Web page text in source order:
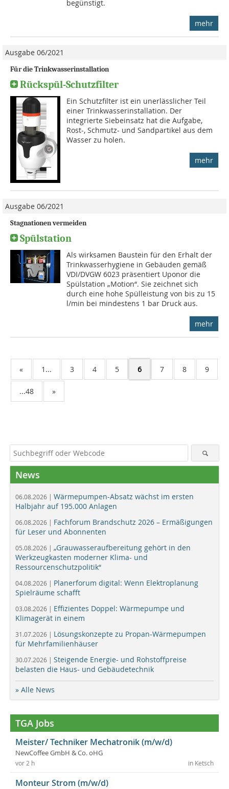
begünstigt.
mehr
Ausgabe 06/2021
Für die Trinkwasserinstallation
Rückspül-Schutzfilter
Ein Schutzfilter ist ein unerlässlicher Teil
einer Trinkwasserinstallation. Der
integrierte Siebeinsatz hat die Aufgabe,
Rost-, Schmutz- und Sandpartikel aus dem
Wasser zu holen.
mehr
Ausgabe 06/2021
Stagnationen vermeiden
Spülstation
Als wirksamen Baustein für den Erhalt der
Trinkwasserhygiene in Gebäuden gemäß
VDI/DVGW 6023 präsentiert Uponor die
Spülstation „Motion“. Sie zeichnet sich
durch eine hohe Spülleistung von bis zu 15
l/min bei mindestens 1 bar Druck aus.
mehr
« 1... 3 4 5 6 7 8 9
...48 »
News
06.08.2026 | Wärmepumpen-Absatz wächst im ersten
Halbjahr auf 195.000 Anlagen
06.08.2026 | Fachforum Brandschutz 2026 – Ermäßigungen
für Leser und Abonnenten
05.08.2026 | „Grauwasseraufbereitung gehört in den
Werkzeugkasten moderner Klima- und
Ressourcenschutzpolitik“
04.08.2026 | Planerforum digital: Wenn Elektroplanung
Spielräume schafft
03.08.2026 | Effizientes Doppel: Wärmepumpe und
Klimagerät in einem
31.07.2026 | Lösungskonzepte zu Propan-Wärmepumpen
für Mehrfamilienhäuser
30.07.2026 | Steigende Energie- und Rohstoffpreise
belasten die Haus- und Gebäudetechnik
» Alle News
TGA Jobs
Meister/ Techniker Mechatronik (m/w/d)
NewCoffee GmbH & Co. oHG
in Ketsch
vor 2 h
Monteur Strom (m/w/d)